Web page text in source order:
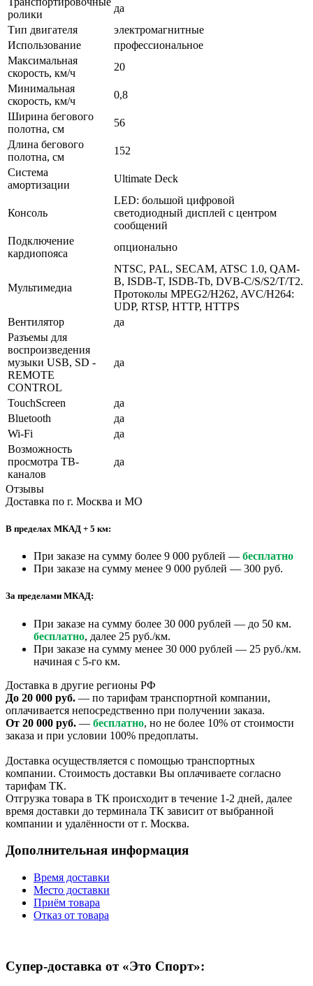
ролики
да
Тип двигателя
электромагнитные
Использование
профессиональное
Максимальная
скорость, км/ч
20
Минимальная
скорость, км/ч
0,8
Ширина бегового
полотна, см
56
Длина бегового
полотна, см
152
Система
амортизации
Ultimate Deck
Консоль
LED: большой цифровой
светодиодный дисплей с центром
сообщений
Подключение
кардиопояса
опционально
Мультимедиа
NTSC, PAL, SECAM, ATSC 1.0, QAM-
B, ISDB-T, ISDB-Tb, DVB-C/S/S2/T/T2.
Протоколы MPEG2/H262, AVC/H264:
UDP, RTSP, HTTP, HTTPS
Вентилятор
да
Разъемы для
воспроизведения
музыки USB, SD -
REMOTE
CONTROL
да
TouchScreen
да
Bluetooth
да
Wi-Fi
да
Возможность
просмотра ТВ-
каналов
да
Отзывы
Доставка по г. Москва и МО
В пределах МКАД + 5 км:
При заказе на сумму более 9 000 рублей — бесплатно
При заказе на сумму менее 9 000 рублей — 300 руб.
За пределами МКАД:
При заказе на сумму более 30 000 рублей — до 50 км.
бесплатно, далее 25 руб./км.
При заказе на сумму менее 30 000 рублей — 25 руб./км.
начиная с 5-го км.
Доставка в другие регионы РФ
До 20 000 руб. — по тарифам транспортной компании,
оплачивается непосредственно при получении заказа.
От 20 000 руб. — бесплатно, но не более 10% от стоимости
заказа и при условии 100% предоплаты.
Доставка осуществляется с помощью транспортных
компании. Стоимость доставки Вы оплачиваете согласно
тарифам ТК.
Отгрузка товара в ТК происходит в течение 1-2 дней, далее
время доставки до терминала ТК зависит от выбранной
компании и удалённости от г. Москва.
Дополнительная информация
Время доставки
Место доставки
Приём товара
Отказ от товара
Супер-доставка от «Это Спорт»: